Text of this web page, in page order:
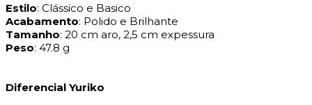
Estilo: Clássico e Basico
Acabamento: Polido e Brilhante
Tamanho: 20 cm aro, 2,5 cm expessura
Peso: 47.8 g
Diferencial Yuriko